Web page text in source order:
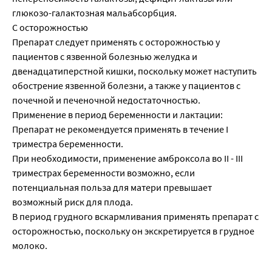
глюкозо-галактозная мальабсорбция.
С осторожностью
Препарат следует применять с осторожностью у
пациентов с язвенной болезнью желудка и
двенадцатиперстной кишки, поскольку может наступить
обострение язвенной болезни, а также у пациентов с
почечной и печеночной недостаточностью.
Применение в период беременности и лактации:
Препарат не рекомендуется применять в течение I
триместра беременности.
При необходимости, применение амброксола во II - III
триместрах беременности возможно, если
потенциальная польза для матери превышает
возможный риск для плода.
В период грудного вскармливания применять препарат с
осторожностью, поскольку он экскретируется в грудное
молоко.